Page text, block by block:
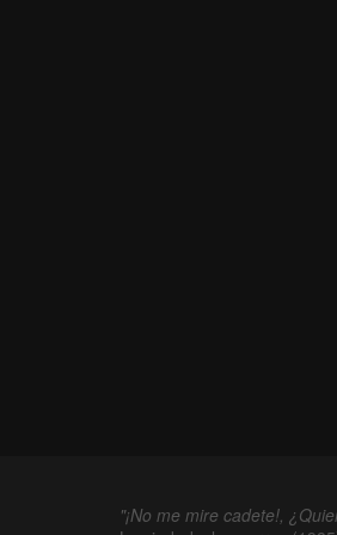
"¡No me mire cadete!,